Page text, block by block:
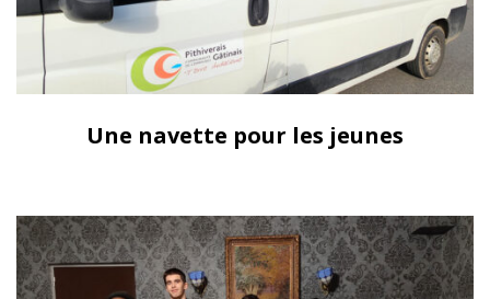
Une navette pour les jeunes